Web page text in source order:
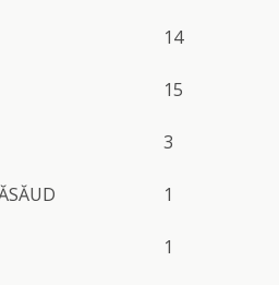
14
15
3
1
1